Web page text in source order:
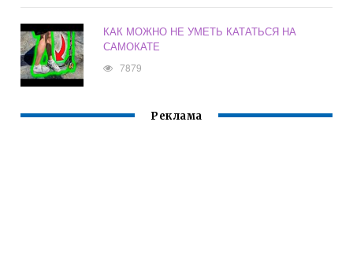
КАК МОЖНО НЕ УМЕТЬ КАТАТЬСЯ НА
САМОКАТЕ
7879
Реклама